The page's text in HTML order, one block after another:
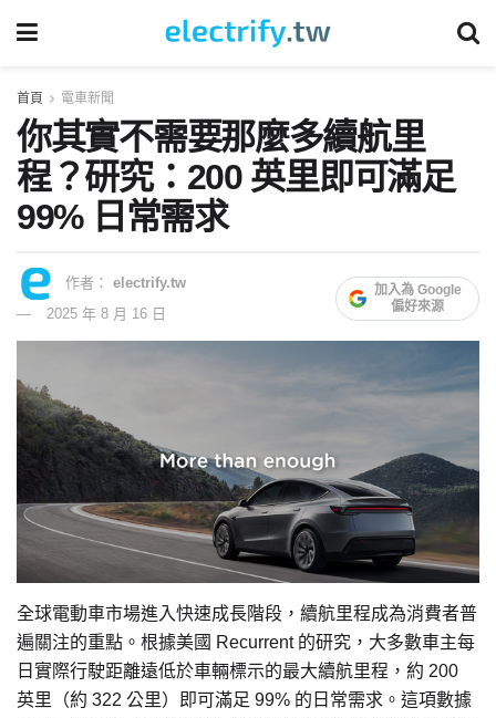
首頁 電車新聞
你其實不需要那麼多續航里
程？研究：200 英里即可滿足
99% 日常需求
作者： electrify.tw
2025 年 8 月 16 日
加入為 Google
偏好來源
全球電動車市場進入快速成長階段，續航里程成為消費者普
遍關注的重點。根據美國 Recurrent 的研究，大多數車主每
日實際行駛距離遠低於車輛標示的最大續航里程，約 200
英里（約 322 公里）即可滿足 99% 的日常需求。這項數據